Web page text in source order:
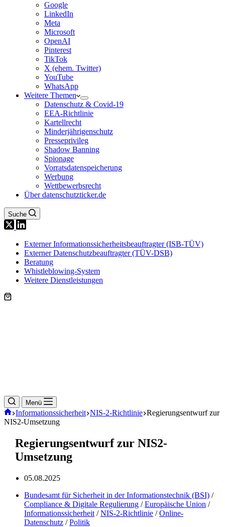
Google
LinkedIn
Meta
Microsoft
OpenAI
Pinterest
TikTok
X (ehem. Twitter)
YouTube
WhatsApp
Weitere Themen
Datenschutz & Covid-19
EEA-Richtlinie
Kartellrecht
Minderjährigenschutz
Presseprivileg
Shadow Banning
Spionage
Vorratsdatenspeicherung
Werbung
Wettbewerbsrecht
Über datenschutzticker.de
Suche
Externer Informationssicherheitsbeauftragter (ISB-TÜV)
Externer Datenschutzbeauftragter (TÜV-DSB)
Beratung
Whistleblowing-System
Weitere Dienstleistungen
Warenkorb
Menü
Start
Informationssicherheit NIS-2-Richtlinie Regierungsentwurf zur
NIS2-Umsetzung
Regierungsentwurf zur NIS2-
Umsetzung
05.08.2025
Bundesamt für Sicherheit in der Informationstechnik (BSI) /
Compliance & Digitale Regulierung /Europäische Union /
Informationssicherheit /NIS-2-Richtlinie /Online-
Datenschutz /Politik